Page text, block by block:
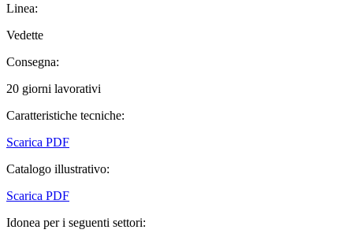
Linea:
Vedette
Consegna:
20 giorni lavorativi
Caratteristiche tecniche:
Scarica PDF
Catalogo illustrativo:
Scarica PDF
Idonea per i seguenti settori: